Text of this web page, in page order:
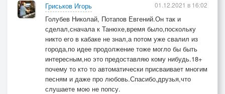
Потом давай на всех орать,всех посылать на
пенисы.
И гады видно не спроста на нервы мои капали,
Баб за интимные места всех без разбору лапали.
А я сидел,а я терпел,страдая от бессилия,
Я инцидентов не хотел,я не хотел насилия!
Гриськов Игорь
Голубев Николай, Потапов Евгений.Он так и
сделал,сначала к Танюхе,время было,поскольку
никто его в кабаке не знал,а потом уже свалил из
города,по идее продолжение тоже могло бы быть
интересным,но это предоставляю кому нибудь.18+
почему то кто то автоматически присваивает многим
песням и даже про любовь.Спасибо,друзья,что
слушаете мою не попсу.
01.12.2021 в 16:02